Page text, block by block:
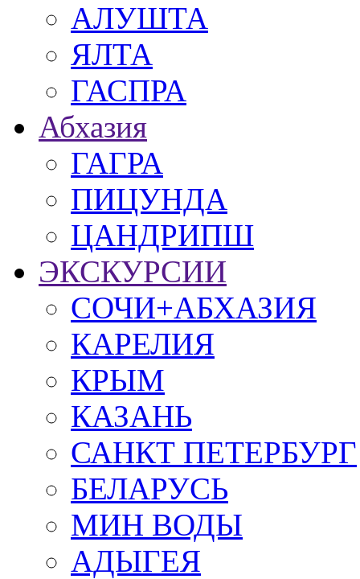
АЛУШТА
ЯЛТА
ГАСПРА
Абхазия
ГАГРА
ПИЦУНДА
ЦАНДРИПШ
ЭКСКУРСИИ
СОЧИ+АБХАЗИЯ
КАРЕЛИЯ
КРЫМ
КАЗАНЬ
САНКТ ПЕТЕРБУРГ
БЕЛАРУСЬ
МИН ВОДЫ
АДЫГЕЯ